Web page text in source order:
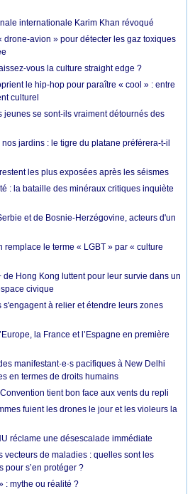
internationale Karim Khan révoqué
drone-avion » pour détecter les gaz toxiques
vous la culture straight edge ?
le hip-hop pour paraître « cool » : entre
culturel
jeunes se sont-ils vraiment détournés des
jardins : le tigre du platane préférera-t-il
les plus exposées après les séismes
: la bataille des minéraux critiques inquiète
et de Bosnie-Herzégovine, acteurs d'un
le terme « LGBT » par « culture
de Hong Kong luttent pour leur survie dans un
civique
à relier et étendre leurs zones
la France et l’Espagne en première
manifestant·e·s pacifiques à New Delhi
en termes de droits humains
tient bon face aux vents du repli
fuient les drones le jour et les violeurs la
réclame une désescalade immédiate
vecteurs de maladies : quelles sont les
pour s’en protéger ?
: mythe ou réalité ?